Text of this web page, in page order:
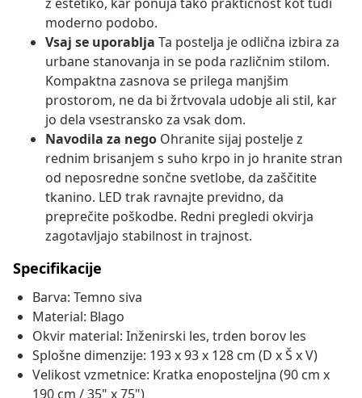
moderno podobo.
Vsaj se uporablja Ta postelja je odlična izbira za
urbane stanovanja in se poda različnim stilom.
Kompaktna zasnova se prilega manjšim
prostorom, ne da bi žrtvovala udobje ali stil, kar
jo dela vsestransko za vsak dom.
Navodila za nego Ohranite sijaj postelje z
rednim brisanjem s suho krpo in jo hranite stran
od neposredne sončne svetlobe, da zaščitite
tkanino. LED trak ravnajte previdno, da
preprečite poškodbe. Redni pregledi okvirja
zagotavljajo stabilnost in trajnost.
Specifikacije
Barva: Temno siva
Material: Blago
Okvir material: Inženirski les, trden borov les
Splošne dimenzije: 193 x 93 x 128 cm (D x Š x V)
Velikost vzmetnice: Kratka enoposteljna (90 cm x
190 cm / 35" x 75")